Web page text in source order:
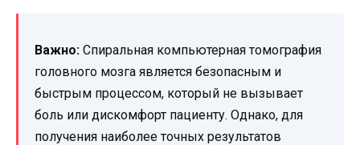
Важно: Спиральная компьютерная томография
головного мозга является безопасным и
быстрым процессом, который не вызывает
боль или дискомфорт пациенту. Однако, для
получения наиболее точных результатов